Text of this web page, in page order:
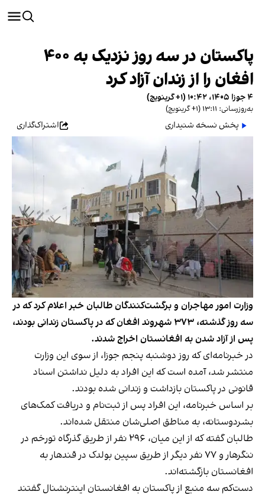
پاکستان در سه روز نزدیک به ۴۰۰
افغان را از زندان آزاد کرد
۴ جوزا ۱۴۰۵، ۱۰:۴۲ (‎+۱ گرینویچ)
به‌روزرسانی: ۱۳:۱۱ (‎+۱ گرینویچ)
پخش نسخه شنیداری اشتراک‌گذاری
وزارت امور مهاجران و برگشت‌کنندگان طالبان خبر اعلام کرد که در
سه روز گذشته، ۳۷۳ شهروند افغان که در پاکستان زندانی بودند،
پس از آزاد شدن به افغانستان اخراج شدند.
در خبرنامه‌ای که روز دوشنبه پنجم جوزا، از سوی این وزارت
منتشر شد، آمده است که این افراد به دلیل نداشتن اسناد
قانونی در پاکستان بازداشت و زندانی شده بودند.
بر اساس خبرنامه، این افراد پس از ثبت‌نام و دریافت کمک‌های
بشردوستانه، به مناطق اصلی‌شان منتقل شده‌اند.
طالبان گفته که از این میان، ۲۹۶ نفر از طریق گذرگاه تورخم در
ننگرهار و ۷۷ نفر دیگر از طریق سپین بولدک در قندهار به
افغانستان بازگشته‌اند.
دست‌کم سه منبع از پاکستان به افغانستان اینترنشنال گفتند